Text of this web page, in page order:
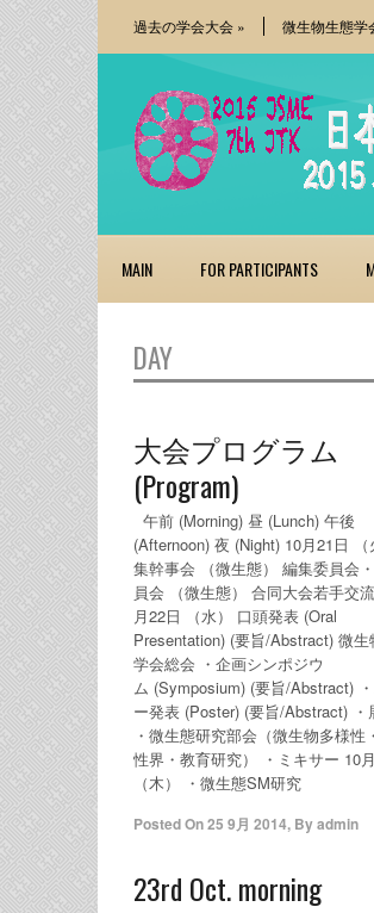
過去の学会大会 » 微生物生態学
MAIN FOR PARTICIPANTS
DAY
大会プログラム
(Program)
午前 (Morning) 昼 (Lunch) 午後
(Afternoon) 夜 (Night) 10月21日
集幹事会 （微生態） 編集委員会
員会 （微生態） 合同大会若手交
月22日 （水） 口頭発表 (Oral
Presentation) (要旨/Abstract) 微生
学会総会 ・企画シンポジウ
ム (Symposium) (要旨/Abstract)
ー発表 (Poster) (要旨/Abstract) ・
・微生態研究部会（微生物多様性
性界・教育研究） ・ミキサー 10
（木） ・微生態SM研究
Posted On25 9月 2014, Byadmin
23rd Oct. morning